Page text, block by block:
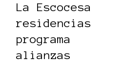
La Escocesa
residencias
programa
alianzas